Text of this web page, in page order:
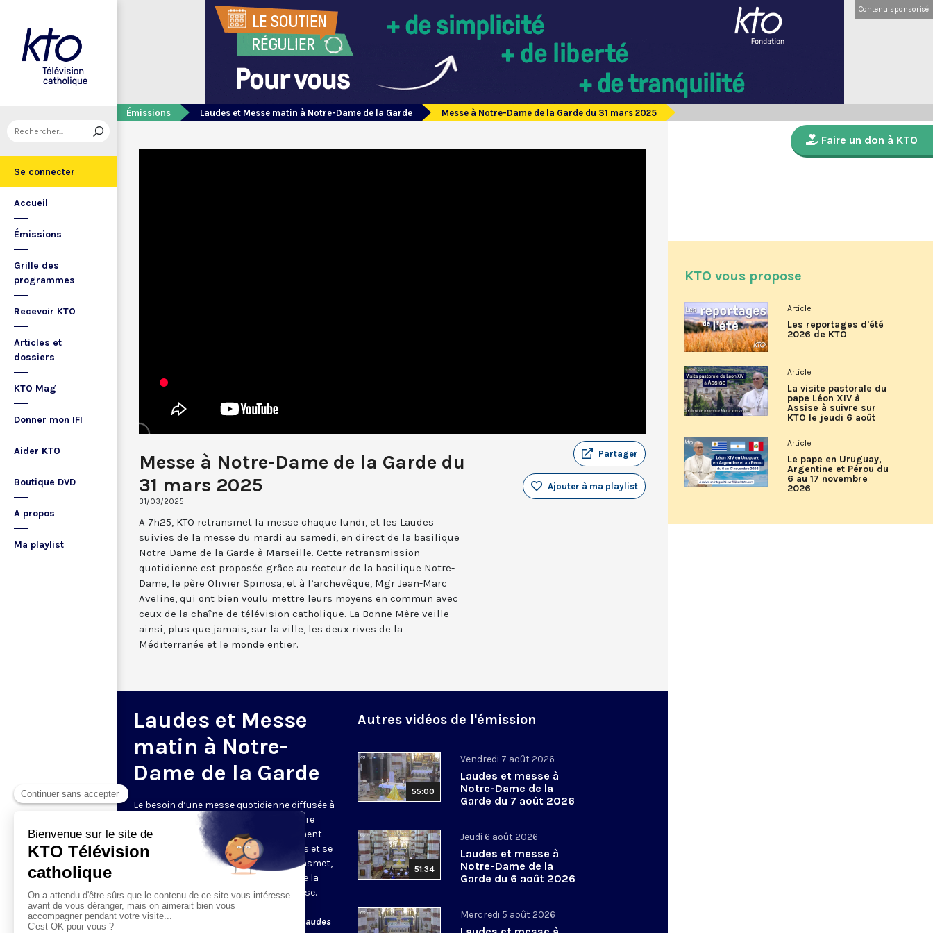
Se connecter
Accueil
Émissions
Grille des
programmes
Recevoir KTO
Articles et
dossiers
KTO Mag
Donner mon IFI
Aider KTO
Boutique DVD
A propos
Ma playlist
Contenu sponsorisé
Émissions Laudes et Messe matin à Notre-Dame de la Garde Messe à Notre-Dame de la Garde du 31 mars 2025
Messe à Notre-Dame de la Garde du
31 mars 2025
31/03/2025
Partager
Ajouter à ma playlist
A 7h25, KTO retransmet la messe chaque lundi, et les Laudes
suivies de la messe du mardi au samedi, en direct de la basilique
Notre-Dame de la Garde à Marseille. Cette retransmission
quotidienne est proposée grâce au recteur de la basilique Notre-
Dame, le père Olivier Spinosa, et à l’archevêque, Mgr Jean-Marc
Aveline, qui ont bien voulu mettre leurs moyens en commun avec
ceux de la chaîne de télévision catholique. La Bonne Mère veille
ainsi, plus que jamais, sur la ville, les deux rives de la
Méditerranée et le monde entier.
Laudes et Messe
matin à Notre-
Dame de la Garde
Le besoin d’une messe quotidienne diffusée à
la télévision a été exprimé d’une manière
encore plus forte pendant le confinement
dans de nombreux pays francophones et se
maintient depuis la reprise. KTO retransmet,
en direct de la basilique Notre-Dame de la
Garde, à Marseille, les laudes et la messe.
Le lundi à 7h25, la messe
Du mardi au samedi à 7h25, messe avec laudes
Autres vidéos de l'émission
55:00
Vendredi 7 août 2026
Laudes et messe à
Notre-Dame de la
Garde du 7 août 2026
51:34
Jeudi 6 août 2026
Laudes et messe à
Notre-Dame de la
Garde du 6 août 2026
Mercredi 5 août 2026
Faire un don à KTO
KTO vous propose
Article
Les reportages d'été
2026 de KTO
Article
La visite pastorale du
pape Léon XIV à
Assise à suivre sur
KTO le jeudi 6 août
Article
Le pape en Uruguay,
Argentine et Pérou du
6 au 17 novembre
2026